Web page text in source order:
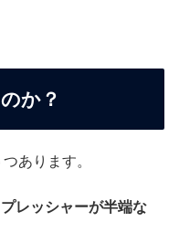
か？
あります。
レッシャーが半端な